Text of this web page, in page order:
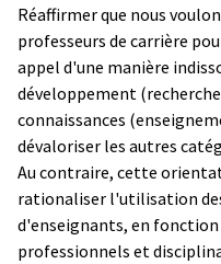
Réaffirmer que nous
professeurs de carrière
appel d'une manière
développement
connaissances
dévaloriser les autres
Au contraire, cette
rationaliser l'utilisation
d'enseignants, en
professionnels et